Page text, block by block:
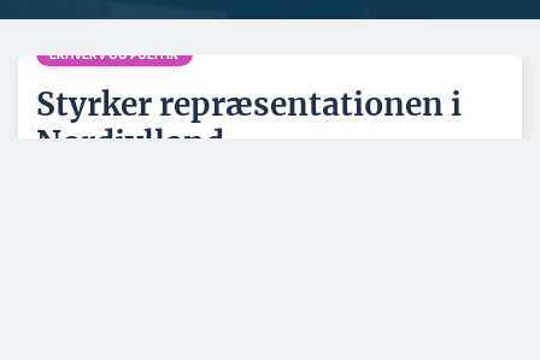
ERHVERV OG POLITIK
Styrker repræsentationen i
Nordjylland